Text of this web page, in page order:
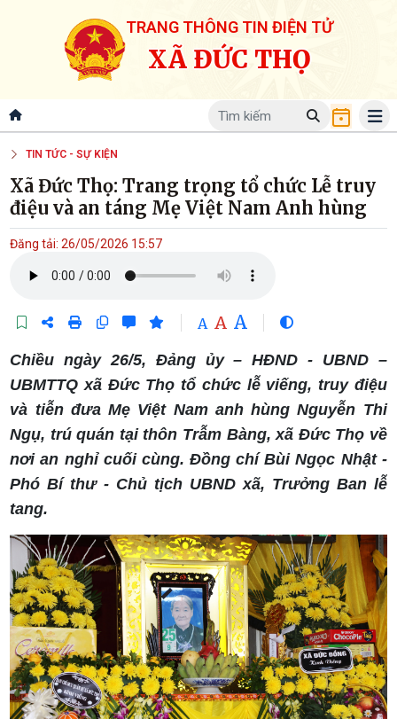
TRANG THÔNG TIN ĐIỆN TỬ
XÃ ĐỨC THỌ
TIN TỨC - SỰ KIỆN
Xã Đức Thọ: Trang trọng tổ chức Lễ truy
điệu và an táng Mẹ Việt Nam Anh hùng
Đăng tải: 26/05/2026 15:57
A A A
Chiều ngày 26/5, Đảng ủy – HĐND - UBND –
UBMTTQ xã Đức Thọ tổ chức lễ viếng, truy điệu
và tiễn đưa Mẹ Việt Nam anh hùng Nguyễn Thi
Ngụ, trú quán tại thôn Trẫm Bàng, xã Đức Thọ về
nơi an nghỉ cuối cùng. Đồng chí Bùi Ngọc Nhật -
Phó Bí thư - Chủ tịch UBND xã, Trưởng Ban lễ
tang.